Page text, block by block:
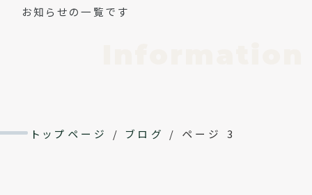
お知らせの一覧です
トップページ / ブログ / ページ 3